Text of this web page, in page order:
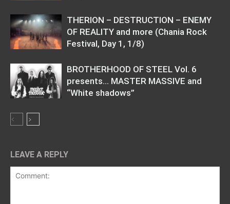
THERION – DESTRUCTION – ENEMY
OF REALITY and more (Chania Rock
Festival, Day 1, 1/8)
BROTHERHOOD OF STEEL Vol. 6
presents… MASTER MASSIVE and
“White shadows”
LEAVE A REPLY